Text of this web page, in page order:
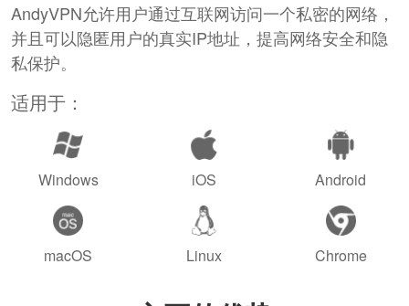
AndyVPN允许用户通过互联网访问一个私密的网络，
并且可以隐匿用户的真实IP地址，提高网络安全和隐
私保护。
适用于：
Windows iOS Android
macOS Linux Chrome